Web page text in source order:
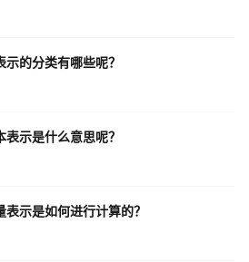
的分类有哪些呢？
示是什么意思呢？
示是如何进行计算的？